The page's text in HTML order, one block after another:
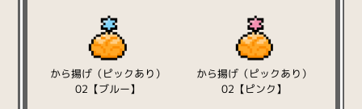
から揚げ（ピックあり）
02【ブルー】
から揚げ（ピックあり）
02【ピンク】